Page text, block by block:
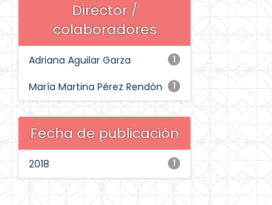
Director /
colaboradores
1
Adriana Aguilar Garza
1
María Martina Pérez Rendón
Fecha de publicación
1
2018